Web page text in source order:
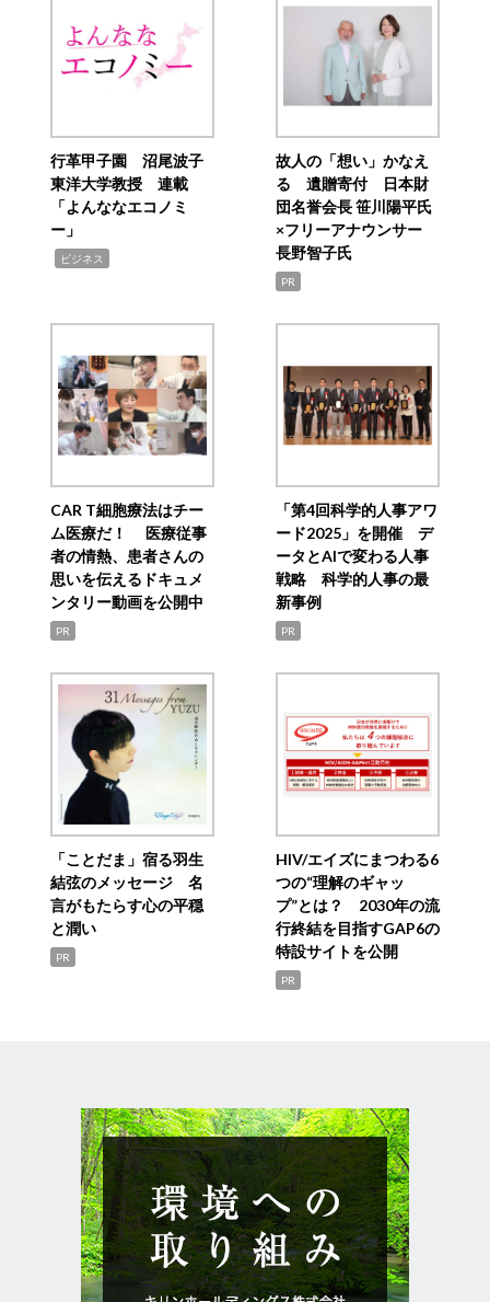
行革甲子園 沼尾波子
東洋大学教授 連載
「よんななエコノミ
ー」
ビジネス
故人の「想い」かなえ
る 遺贈寄付 日本財
団名誉会長 笹川陽平氏
×フリーアナウンサー
長野智子氏
PR
CAR T細胞療法はチー
ム医療だ！ 医療従事
者の情熱、患者さんの
思いを伝えるドキュメ
ンタリー動画を公開中
PR
「第4回科学的人事アワ
ード2025」を開催 デ
ータとAIで変わる人事
戦略 科学的人事の最
新事例
PR
「ことだま」宿る羽生
結弦のメッセージ 名
言がもたらす心の平穏
と潤い
PR
HIV/エイズにまつわる6
つの“理解のギャッ
プ”とは？ 2030年の流
行終結を目指すGAP6の
特設サイトを公開
PR